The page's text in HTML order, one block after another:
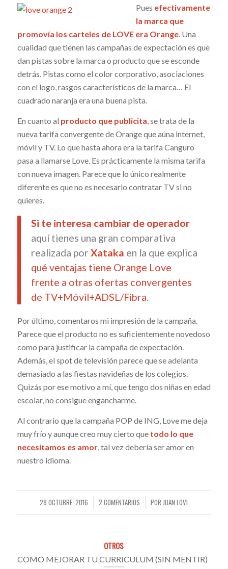
Pues efectivamente
la marca que
promovía los carteles de LOVE era Orange. Una
cualidad que tienen las campañas de expectación es que
dan pistas sobre la marca o producto que se esconde
detrás. Pistas como el color corporativo, asociaciones
con el logo, rasgos característicos de la marca… El
cuadrado naranja era una buena pista.
En cuanto al producto que publicita, se trata de la
nueva tarifa convergente de Orange que aúna internet,
móvil y TV. Lo que hasta ahora era la tarifa Canguro
pasa a llamarse Love. Es prácticamente la misma tarifa
con nueva imagen. Parece que lo único realmente
diferente es que no es necesario contratar TV si no
quieres.
Si te interesa cambiar de operador
aquí tienes una gran comparativa
realizada por Xataka en la que explica
qué ventajas tiene Orange Love
frente a otras ofertas convergentes
de TV+Móvil+ADSL/Fibra
Por último, comentaros mi impresión de la campaña.
Parece que el producto no es suficientemente novedoso
como para justificar la campaña de expectación.
Además, el spot de televisión parece que se adelanta
demasiado a las fiestas navideñas de los colegios.
Quizás por ese motivo a mí, que tengo dos niñas en edad
escolar, no consigue engancharme.
Al contrario que la campaña POP de ING, Love me deja
muy frío y aunque creo muy cierto quetodo lo que
necesitamos es amor, tal vez debería ser amor en
nuestro idioma.
28 OCTUBRE, 2016
/ 2 COMENTARIOS
/ POR JUAN LOVI
OTROS
COMO MEJORAR TU CURRICULUM (SIN MENTIR)